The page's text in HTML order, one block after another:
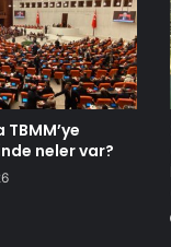
neler var?